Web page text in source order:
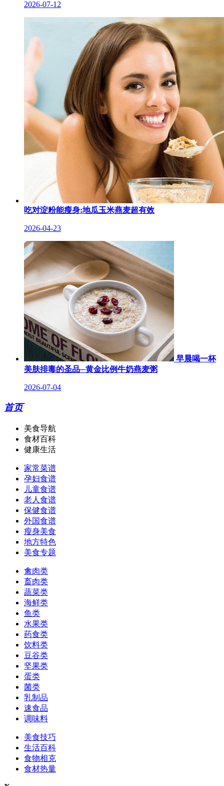
2026-07-12
吃对淀粉能瘦身:地瓜玉米燕麦超有效
2026-04-23
早晨喝一杯
美肤排毒的圣品─黄金比例牛奶燕麦粥
2026-07-04
首页
美食导航
食材百科
健康生活
家常菜谱
孕妇食谱
儿童食谱
老人食谱
保健食谱
外国食谱
瘦身美食
地方特色
美食专题
禽肉类
畜肉类
蔬菜类
海鲜类
鱼类
水果类
药食类
饮料类
豆谷类
坚果类
蛋类
菌类
乳制品
速食品
调味料
美食技巧
生活百科
食物相克
食材热量